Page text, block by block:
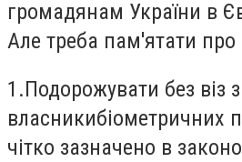
громадянам України в
Але треба пам'ятати
1.Подорожувати без віз
власникибіометричних
чітко зазначено в